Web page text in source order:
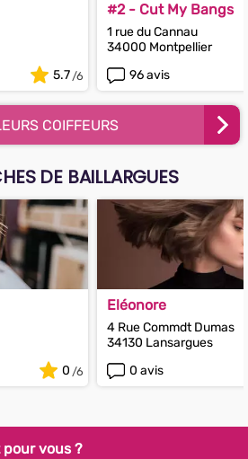
5.7
#2 - Cut My Bangs
1 rue du Cannau
34000 Montpellier
96 avis
COIFFEURS
DE BAILLARGUES
0
Eléonore
4 Rue Commdt Dumas
34130 Lansargues
0 avis
vous ?